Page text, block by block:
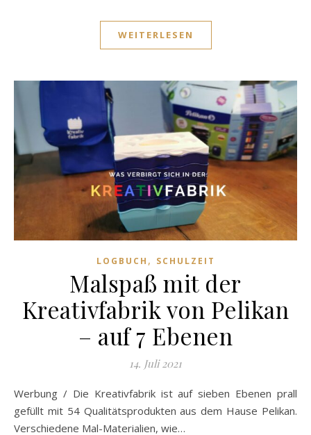
WEITERLESEN
LOGBUCH , SCHULZEIT
Malspaß mit der
Kreativfabrik von Pelikan
– auf 7 Ebenen
14. Juli 2021
Werbung / Die Kreativfabrik ist auf sieben Ebenen prall
gefüllt mit 54 Qualitätsprodukten aus dem Hause Pelikan.
Verschiedene Mal-Materialien, wie…